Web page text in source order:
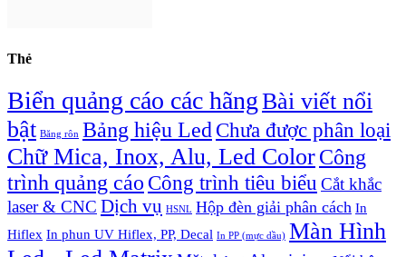
Thẻ
Biển quảng cáo các hãngBài viết nổi
bật Băng rôn Bảng hiệu Led Chưa được phân loại
Chữ Mica, Inox, Alu, Led ColorCông
trình quảng cáo Công trình tiêu biểu Cắt khắc
laser & CNC Dịch vụ HSNL Hộp đèn giải phân cách In
Hiflex In phun UV Hiflex, PP, Decal In PP (mực dầu) Màn Hình